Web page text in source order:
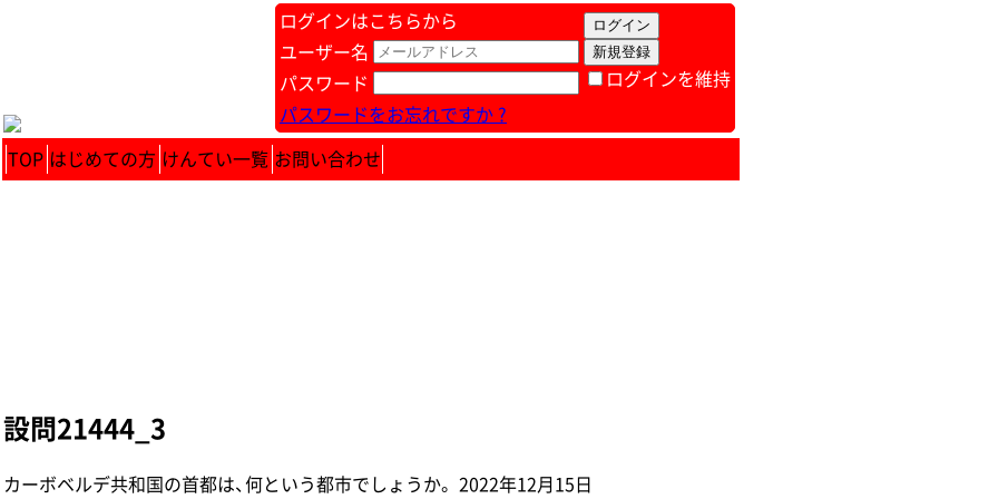
ログインはこちらから
ログインを維持
ユーザー名
パスワード
パスワードをお忘れですか ?
TOP はじめての方 けんてい一覧 お問い合わせ
設問21444_3
カーボベルデ共和国の首都は、何という都市でしょうか。 2022年12月15日